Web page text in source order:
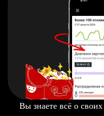
Вы знаете всё о